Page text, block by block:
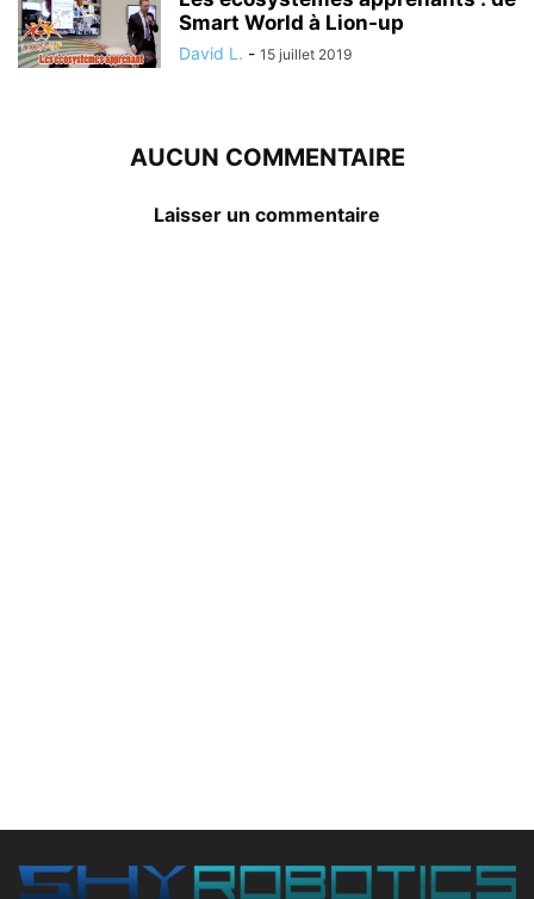
Smart World à Lion-up
David L. - 15 juillet 2019
AUCUN COMMENTAIRE
Laisser un commentaire